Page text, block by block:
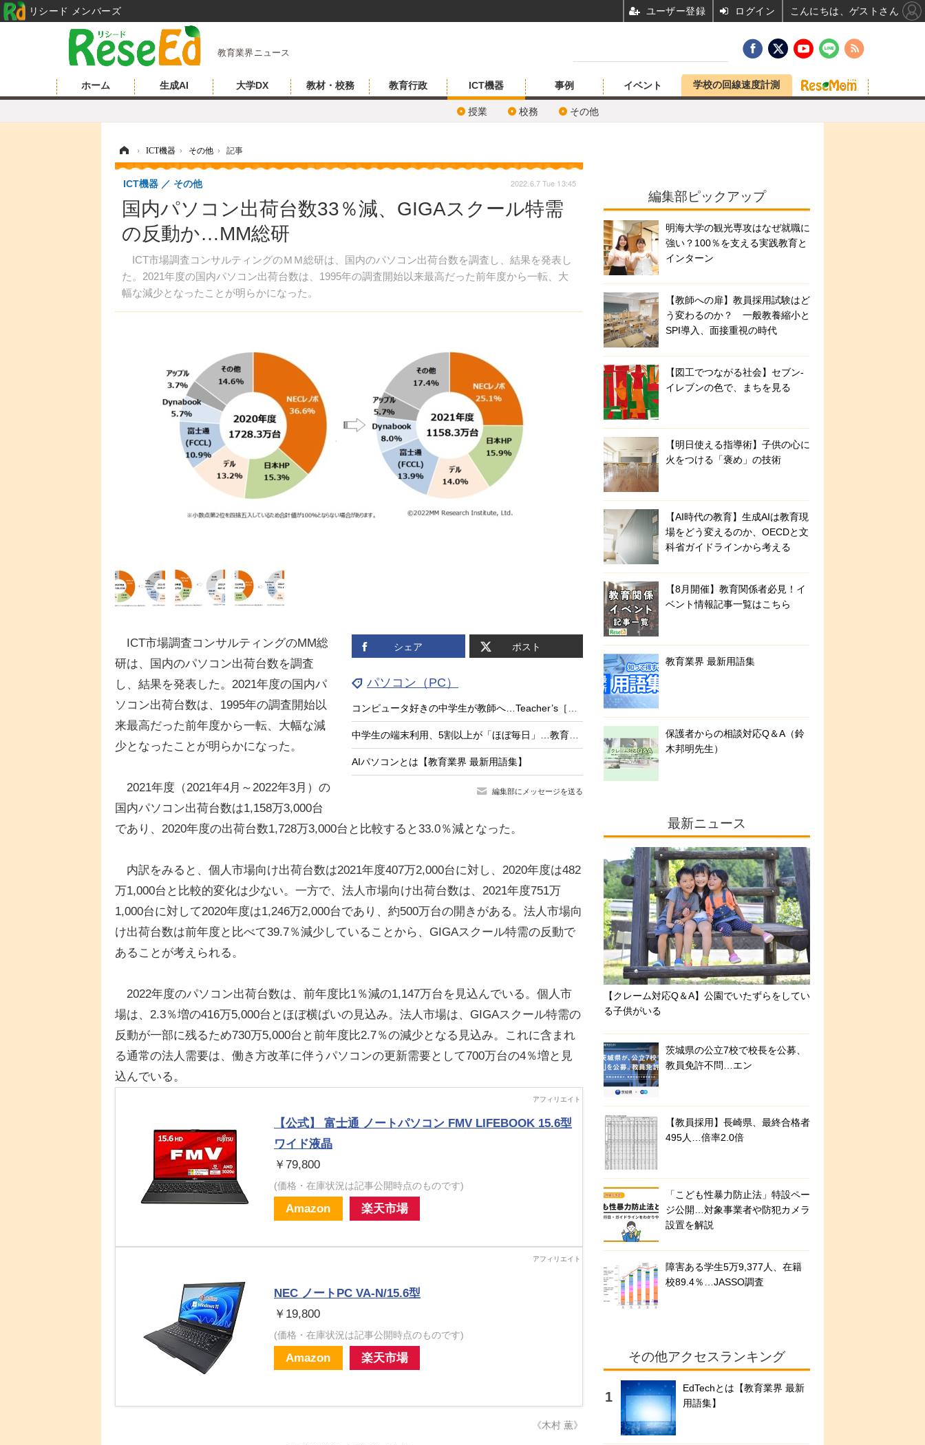
教育業界ニュース
ホーム 生成AI 大学DX 教材・校務 教育行政 ICT機器
授業 校務 その他
事例 イベント 学校の回線速度計測
› ICT機器 › その他 › 記事
国内パソコン出荷台数33％減、GIGAスクール特需
の反動か…MM総研
ICT市場調査コンサルティングのＭＭ総研は、国内のパソコン出荷台数を調査し、結果を発表し
た。2021年度の国内パソコン出荷台数は、1995年の調査開始以来最高だった前年度から一転、大
幅な減少となったことが明らかになった。
ICT機器 その他 2022.6.7 Tue 13:45
シェア ポスト
パソコン（PC）
コンピュータ好きの中学生が教師へ…Teacher’s［Shift］
中学生の端末利用、5割以上が「ほぼ毎日」…教育ネット調査
AIパソコンとは【教育業界 最新用語集】
編集部にメッセージを送る
ICT市場調査コンサルティングのMM総
研は、国内のパソコン出荷台数を調査
し、結果を発表した。2021年度の国内パ
ソコン出荷台数は、1995年の調査開始以
来最高だった前年度から一転、大幅な減
少となったことが明らかになった。
2021年度（2021年4月～2022年3月）の
国内パソコン出荷台数は1,158万3,000台
であり、2020年度の出荷台数1,728万3,000台と比較すると33.0％減となった。
内訳をみると、個人市場向け出荷台数は2021年度407万2,000台に対し、2020年度は482
万1,000台と比較的変化は少ない。一方で、法人市場向け出荷台数は、2021年度751万
1,000台に対して2020年度は1,246万2,000台であり、約500万台の開きがある。法人市場向
け出荷台数は前年度と比べて39.7％減少していることから、GIGAスクール特需の反動で
あることが考えられる。
2022年度のパソコン出荷台数は、前年度比1％減の1,147万台を見込んでいる。個人市
場は、2.3％増の416万5,000台とほぼ横ばいの見込み。法人市場は、GIGAスクール特需の
反動が一部に残るため730万5,000台と前年度比2.7％の減少となる見込み。これに含まれ
る通常の法人需要は、働き方改革に伴うパソコンの更新需要として700万台の4％増と見
込んでいる。
【公式】 富士通 ノートパソコン FMV LIFEBOOK 15.6型
ワイド液晶
￥79,800
(価格・在庫状況は記事公開時点のものです)
Amazon 楽天市場
NEC ノートPC VA-N/15.6型
￥19,800
(価格・在庫状況は記事公開時点のものです)
Amazon 楽天市場
《木村 薫》
編集部ピックアップ
明海大学の観光専攻はなぜ就職に
強い？100％を支える実践教育と
インターン
【教師への扉】教員採用試験はど
う変わるのか？ 一般教養縮小と
SPI導入、面接重視の時代
【図工でつながる社会】セブン‐
イレブンの色で、まちを見る
【明日使える指導術】子供の心に
火をつける「褒め」の技術
【AI時代の教育】生成AIは教育現
場をどう変えるのか、OECDと文
科省ガイドラインから考える
【8月開催】教育関係者必見！イ
ベント情報記事一覧はこちら
教育業界 最新用語集
保護者からの相談対応Q＆A（鈴
木邦明先生）
最新ニュース
【クレーム対応Q＆A】公園でいたずらをしてい
る子供がいる
茨城県の公立7校で校長を公募、
教員免許不問…エン
【教員採用】長崎県、最終合格者
495人…倍率2.0倍
「こども性暴力防止法」特設ペー
ジ公開…対象事業者や防犯カメラ
設置を解説
障害ある学生5万9,377人、在籍
校89.4％…JASSO調査
その他アクセスランキング
EdTechとは【教育業界 最新
用語集】
リシード メンバーズ ユーザー登録 ログイン こんにちは、ゲストさん